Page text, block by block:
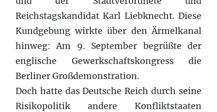
Reichstagskandidat Karl Liebknecht. Diese
Kundgebung wirkte über den Ärmelkanal
hinweg: Am 9. September begrüßte der
englische Gewerkschaftskongress die
Berliner Großdemonstration.
Doch hatte das Deutsche Reich durch seine
Risikopolitik andere Konfliktstaaten